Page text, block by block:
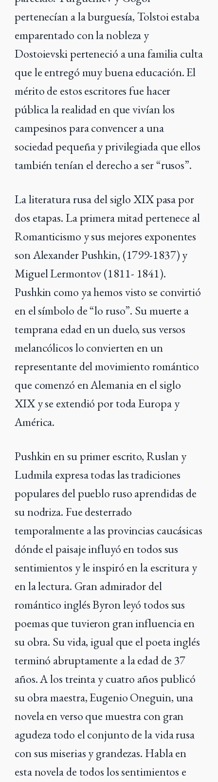
pertenecían a la burguesía, Tolstoi estaba
emparentado con la nobleza y
Dostoievski perteneció a una familia culta
que le entregó muy buena educación. El
mérito de estos escritores fue hacer
pública la realidad en que vivían los
campesinos para convencer a una
sociedad pequeña y privilegiada que ellos
también tenían el derecho a ser “rusos”.
La literatura rusa del siglo XIX pasa por
dos etapas. La primera mitad pertenece al
Romanticismo y sus mejores exponentes
son Alexander Pushkin, (1799-1837) y
Miguel Lermontov (1811- 1841).
Pushkin como ya hemos visto se convirtió
en el símbolo de “lo ruso”. Su muerte a
temprana edad en un duelo, sus versos
melancólicos lo convierten en un
representante del movimiento romántico
que comenzó en Alemania en el siglo
XIX y se extendió por toda Europa y
América.
Pushkin en su primer escrito, Ruslan y
Ludmila expresa todas las tradiciones
populares del pueblo ruso aprendidas de
su nodriza. Fue desterrado
temporalmente a las provincias caucásicas
dónde el paisaje influyó en todos sus
sentimientos y le inspiró en la escritura y
en la lectura. Gran admirador del
romántico inglés Byron leyó todos sus
poemas que tuvieron gran influencia en
su obra. Su vida, igual que el poeta inglés
terminó abruptamente a la edad de 37
años. A los treinta y cuatro años publicó
su obra maestra, Eugenio Oneguin, una
novela en verso que muestra con gran
agudeza todo el conjunto de la vida rusa
con sus miserias y grandezas. Habla en
esta novela de todos los sentimientos e